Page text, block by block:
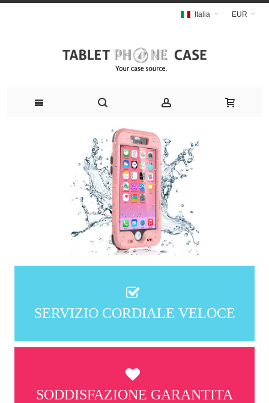
EUR
Italia
SERVIZIO CORDIALE VELOCE
SODDISFAZIONE GARANTITA